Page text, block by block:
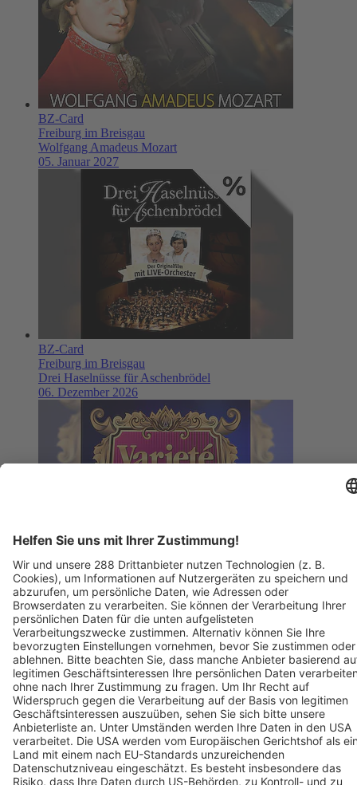
BZ-Card
Freiburg im Breisgau
Wolfgang Amadeus Mozart
05. Januar 2027
BZ-Card
Freiburg im Breisgau
Drei Haselnüsse für Aschenbrödel
06. Dezember 2026
BZ-Card
Freiburg im Breisgau
Varieté am Seepark 2026
15. November 2026